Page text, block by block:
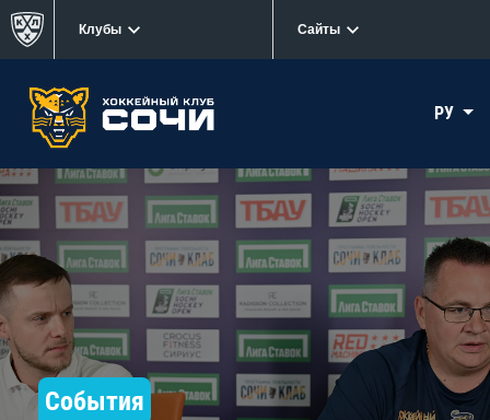
Клубы Сайты
РУ
События